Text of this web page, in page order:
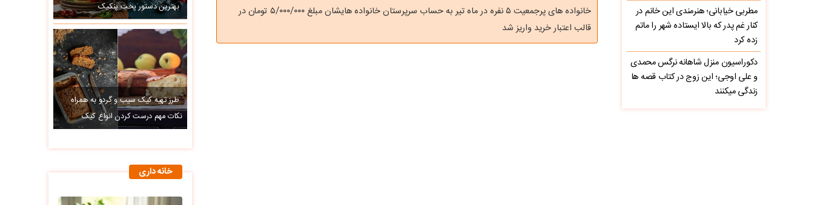
خانواده های پرجمعیت ۵ نفره در ماه تیر به حساب سرپرستان خانواده هایشان مبلغ ۵/۰۰۰/۰۰۰ تومان در
قالب اعتبار خرید واریز شد
بهترین دستور پخت پنکیک
طرز تهیه کیک سیب و گردو به همراه
نکات مهم درست کردن انواع کیک
خانه داری
مطربی خیابانی؛ هنرمندی این خانم در
کنار غم پدر که بالا ایستاده شهر را ماتم
زده کرد
دکوراسیون منزل شاهانه نرگس محمدی
و علی اوجی؛ این زوج در کتاب قصه ها
زندگی میکنند